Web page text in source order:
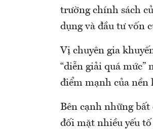
trường chính sách
dụng và đầu tư vốn
Vị chuyên gia
“diễn giải quá
điểm mạnh của nền
Bên cạnh những
đối mặt nhiều yếu